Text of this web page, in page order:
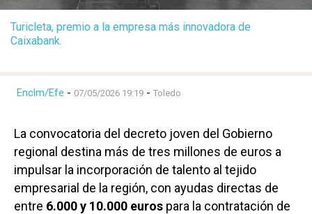
Turicleta, premio a la empresa más innovadora de
Caixabank.
Enclm/Efe - 07/05/2026 19:19 - Toledo
La convocatoria del decreto joven del Gobierno
regional destina más de tres millones de euros a
impulsar la incorporación de talento al tejido
empresarial de la región, con ayudas directas de
entre 6.000 y 10.000 euros para la contratación de